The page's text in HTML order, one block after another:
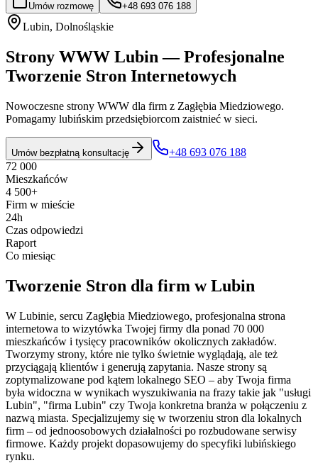
Umów rozmowę +48 693 076 188
Lubin, Dolnośląskie
Strony WWW Lubin — Profesjonalne
Tworzenie Stron Internetowych
Nowoczesne strony WWW dla firm z Zagłębia Miedziowego.
Pomagamy lubińskim przedsiębiorcom zaistnieć w sieci.
Umów bezpłatną konsultację
+48 693 076 188
72 000
Mieszkańców
4 500+
Firm w mieście
24h
Czas odpowiedzi
Raport
Co miesiąc
Tworzenie Stron dla firm wLubin
W Lubinie, sercu Zagłębia Miedziowego, profesjonalna strona
internetowa to wizytówka Twojej firmy dla ponad 70 000
mieszkańców i tysięcy pracowników okolicznych zakładów.
Tworzymy strony, które nie tylko świetnie wyglądają, ale też
przyciągają klientów i generują zapytania. Nasze strony są
zoptymalizowane pod kątem lokalnego SEO – aby Twoja firma
była widoczna w wynikach wyszukiwania na frazy takie jak "usługi
Lubin", "firma Lubin" czy Twoja konkretna branża w połączeniu z
nazwą miasta. Specjalizujemy się w tworzeniu stron dla lokalnych
firm – od jednoosobowych działalności po rozbudowane serwisy
firmowe. Każdy projekt dopasowujemy do specyfiki lubińskiego
rynku.